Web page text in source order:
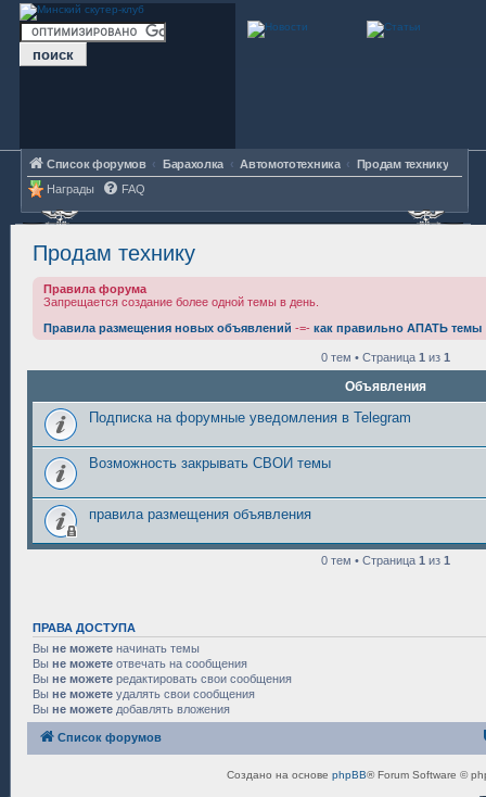
Список форумов Барахолка Автомототехника
Продам технику
Награды
FAQ
Продам технику
Правила форума
Запрещается создание более одной темы в день.
Правила размещения новых объявлений -=- как правильно АПАТЬ темы
0 тем • Страница 1 из 1
Объявления
Подписка на форумные уведомления в Telegram
Возможность закрывать СВОИ темы
правила размещения объявления
0 тем • Страница 1 из 1
ПРАВА ДОСТУПА
Вы не можете начинать темы
Вы не можете отвечать на сообщения
Вы не можете редактировать свои сообщения
Вы не можете удалять свои сообщения
Вы не можете добавлять вложения
Список форумов
Создано на основе phpBB® Forum Software ©